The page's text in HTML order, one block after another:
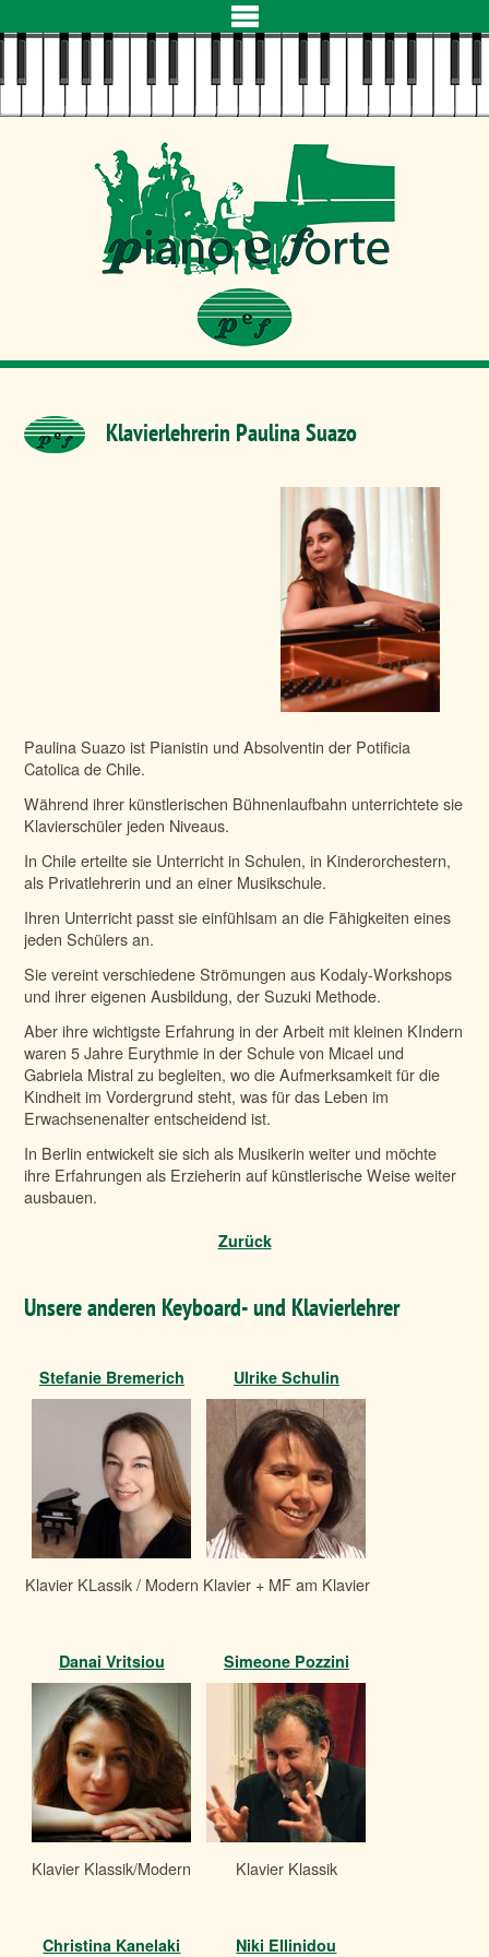
Navigation
überspringen
Klavierlehrerin Paulina Suazo
Paulina Suazo ist Pianistin und Absolventin der Potificia
Catolica de Chile.
Während ihrer künstlerischen Bühnenlaufbahn unterrichtete sie
Klavierschüler jeden Niveaus.
In Chile erteilte sie Unterricht in Schulen, in Kinderorchestern,
als Privatlehrerin und an einer Musikschule.
Ihren Unterricht passt sie einfühlsam an die Fähigkeiten eines
jeden Schülers an.
Sie vereint verschiedene Strömungen aus Kodaly-Workshops
und ihrer eigenen Ausbildung, der Suzuki Methode.
Aber ihre wichtigste Erfahrung in der Arbeit mit kleinen KIndern
waren 5 Jahre Eurythmie in der Schule von Micael und
Gabriela Mistral zu begleiten, wo die Aufmerksamkeit für die
Kindheit im Vordergrund steht, was für das Leben im
Erwachsenenalter entscheidend ist.
In Berlin entwickelt sie sich als Musikerin weiter und möchte
ihre Erfahrungen als Erzieherin auf künstlerische Weise weiter
ausbauen.
Zurück
Unsere anderen Keyboard- und Klavierlehrer
Stefanie Bremerich
Klavier KLassik / Modern
Ulrike Schulin
Klavier + MF am Klavier
Danai Vritsiou
Klavier Klassik/Modern
Simeone Pozzini
Klavier Klassik
Christina Kanelaki Niki Ellinidou